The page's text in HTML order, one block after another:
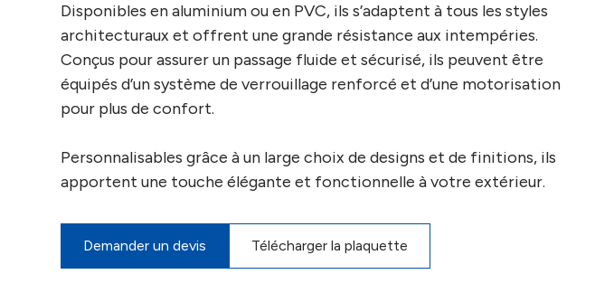
Disponibles en aluminium ou en PVC, ils s’adaptent à tous les styles
architecturaux et offrent une grande résistance aux intempéries.
Conçus pour assurer un passage fluide et sécurisé, ils peuvent être
équipés d’un système de verrouillage renforcé et d’une motorisation
pour plus de confort.
Personnalisables grâce à un large choix de designs et de finitions, ils
apportent une touche élégante et fonctionnelle à votre extérieur.
Demander un devis Télécharger la plaquette